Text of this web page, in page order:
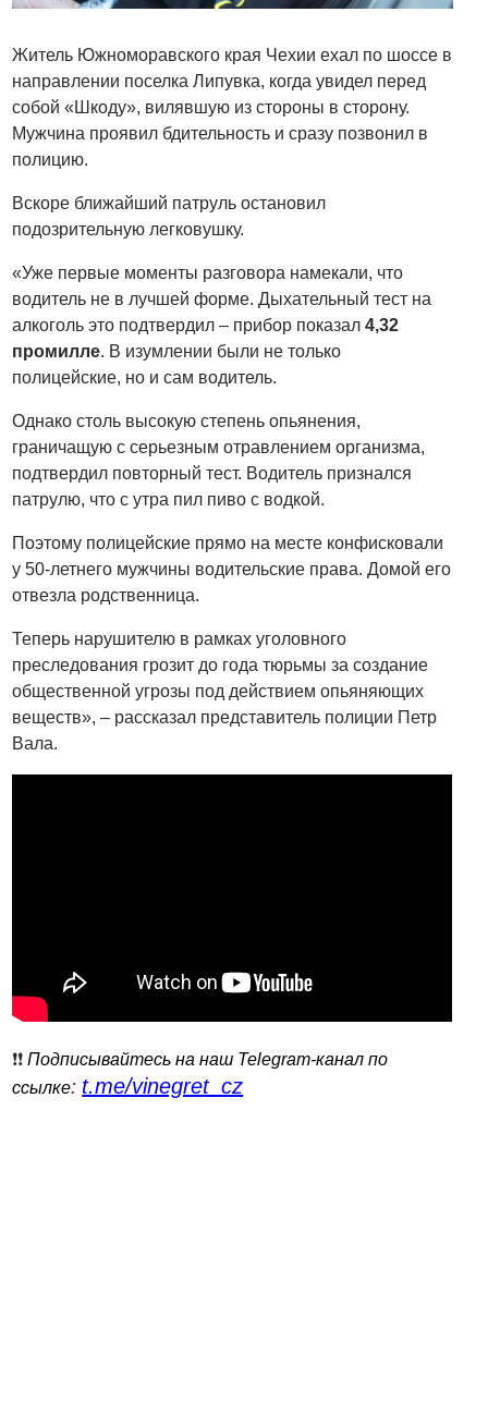
Житель Южноморавского края Чехии ехал по шоссе в
направлении поселка Липувка, когда увидел перед
собой «Шкоду», вилявшую из стороны в сторону.
Мужчина проявил бдительность и сразу позвонил в
полицию.
Вскоре ближайший патруль остановил
подозрительную легковушку.
«Уже первые моменты разговора намекали, что
водитель не в лучшей форме. Дыхательный тест на
алкоголь это подтвердил – прибор показал4,32
промилле. В изумлении были не только
полицейские, но и сам водитель.
Однако столь высокую степень опьянения,
граничащую с серьезным отравлением организма,
подтвердил повторный тест. Водитель признался
патрулю, что с утра пил пиво с водкой.
Поэтому полицейские прямо на месте конфисковали
у 50-летнего мужчины водительские права. Домой его
отвезла родственница.
Теперь нарушителю в рамках уголовного
преследования грозит до года тюрьмы за создание
общественной угрозы под действием опьяняющих
веществ», – рассказал представитель полиции Петр
Вала.
❗️❗️Подписывайтесь на наш Telegram-канал по
ссылке: t.me/vinegret_cz